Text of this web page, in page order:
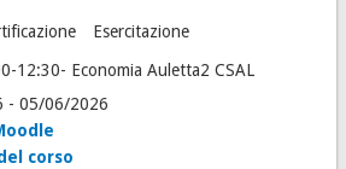
Esercitazione
12:30- Economia Auletta2 CSAL
- 05/06/2026
corso